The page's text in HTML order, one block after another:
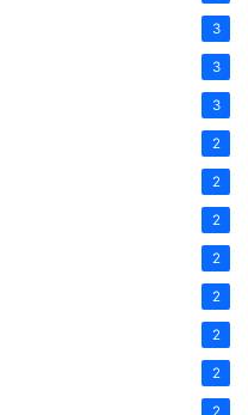
3
3
3
2
2
2
2
2
2
2
2